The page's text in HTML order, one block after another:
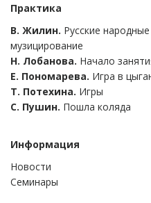
Практика
В. Жилин. Русские
музицирование
Н. Лобанова. Начало
Е. Пономарева. Игра в
Т. Потехина. Игры
С. Пушин. Пошла коляда
Информация
Новости
Семинары